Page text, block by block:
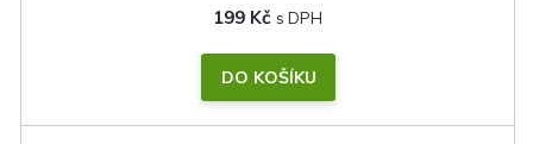
199 Kč
DO KOŠÍKU